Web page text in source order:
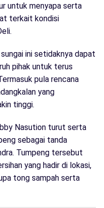
untuk menyapa serta
terkait kondisi
ini setidaknya dapat
pihak untuk terus
pula rencana
yang
tinggi.
Nasution turut serta
sebagai tanda
Tumpeng tersebut
yang hadir di lokasi,
tong sampah serta